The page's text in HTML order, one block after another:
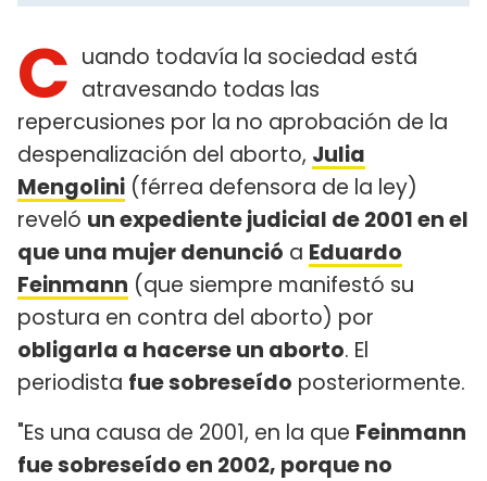
C uando todavía la sociedad está
atravesando todas las
repercusiones por la no aprobación de la
despenalización del aborto, Julia
Mengolini (férrea defensora de la ley)
reveló un expediente judicial de 2001 en el
que una mujer denunció a Eduardo
Feinmann (que siempre manifestó su
postura en contra del aborto) por
obligarla a hacerse un aborto. El
periodista fue sobreseído posteriormente.
"Es una causa de 2001, en la que Feinmann
fue sobreseído en 2002, porque no